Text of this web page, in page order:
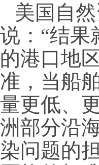
美国自
说：“结果
的港口地
准，当船
量更低、
洲部分沿
染问题的